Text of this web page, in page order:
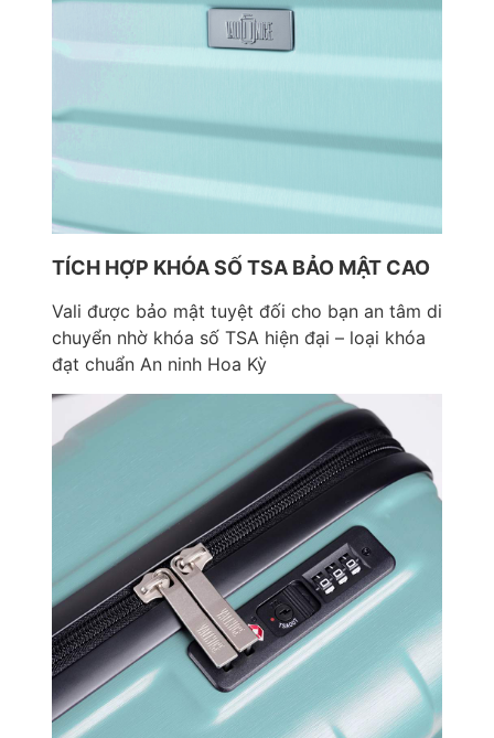
TÍCH HỢP KHÓA SỐ TSA BẢO MẬT CAO
Vali được bảo mật tuyệt đối cho bạn an tâm di
chuyển nhờ khóa số TSA hiện đại – loại khóa
đạt chuẩn An ninh Hoa Kỳ